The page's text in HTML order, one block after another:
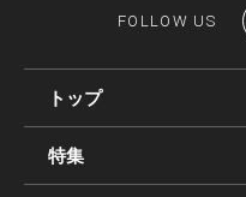
FOLLOW US
トップ
特集